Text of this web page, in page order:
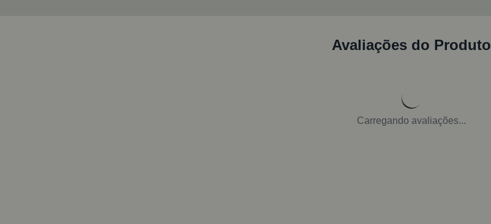
Avaliações do Produto
Carregando avaliações...